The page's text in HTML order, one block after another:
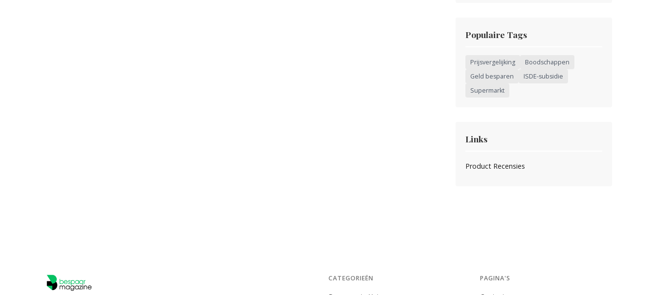
Populaire Tags
Prijsvergelijking
Boodschappen
Geld besparen
ISDE-subsidie
Supermarkt
Links
Product Recensies
CATEGORIEËN PAGINA'S